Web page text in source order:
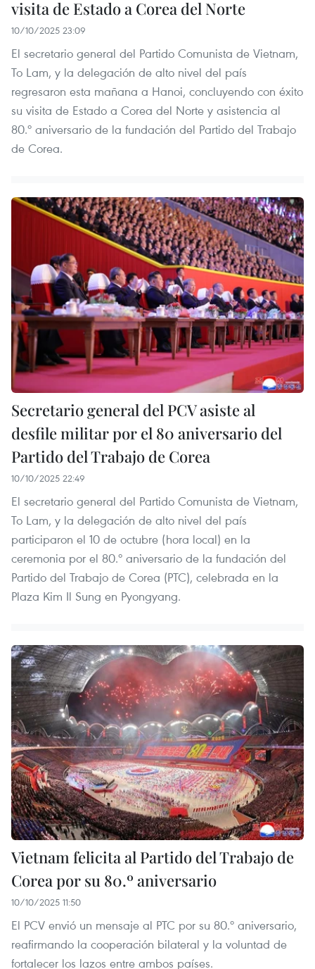
visita de Estado a Corea del Norte
10/10/2025 23:09
El secretario general del Partido Comunista de Vietnam,
To Lam, y la delegación de alto nivel del país
regresaron esta mañana a Hanoi, concluyendo con éxito
su visita de Estado a Corea del Norte y asistencia al
80.º aniversario de la fundación del Partido del Trabajo
de Corea.
Secretario general del PCV asiste al
desfile militar por el 80 aniversario del
Partido del Trabajo de Corea
10/10/2025 22:49
El secretario general del Partido Comunista de Vietnam,
To Lam, y la delegación de alto nivel del país
participaron el 10 de octubre (hora local) en la
ceremonia por el 80.º aniversario de la fundación del
Partido del Trabajo de Corea (PTC), celebrada en la
Plaza Kim Il Sung en Pyongyang.
Vietnam felicita al Partido del Trabajo de
Corea por su 80.º aniversario
10/10/2025 11:50
El PCV envió un mensaje al PTC por su 80.º aniversario,
reafirmando la cooperación bilateral y la voluntad de
fortalecer los lazos entre ambos países.